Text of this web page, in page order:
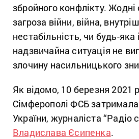
збройного конфлікту.
загроза війни, війна,
нестабільність, чи будь-яка
надзвичайна ситуація не
злочину насильницького
Як відомо, 10 березня 2021
Сімферополі ФСБ
України, журналіста “Радіо
Владислава Єсипенка.